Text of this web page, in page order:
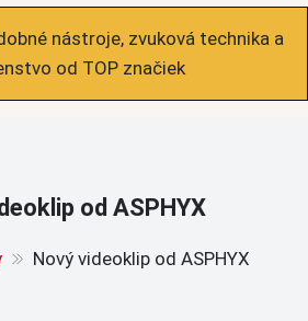
nástroje, zvuková technika a
od TOP značiek
od ASPHYX
Nový videoklip od ASPHYX